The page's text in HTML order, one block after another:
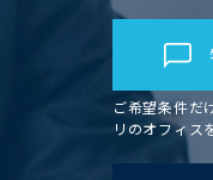
ご希望条件だ
リのオフィス